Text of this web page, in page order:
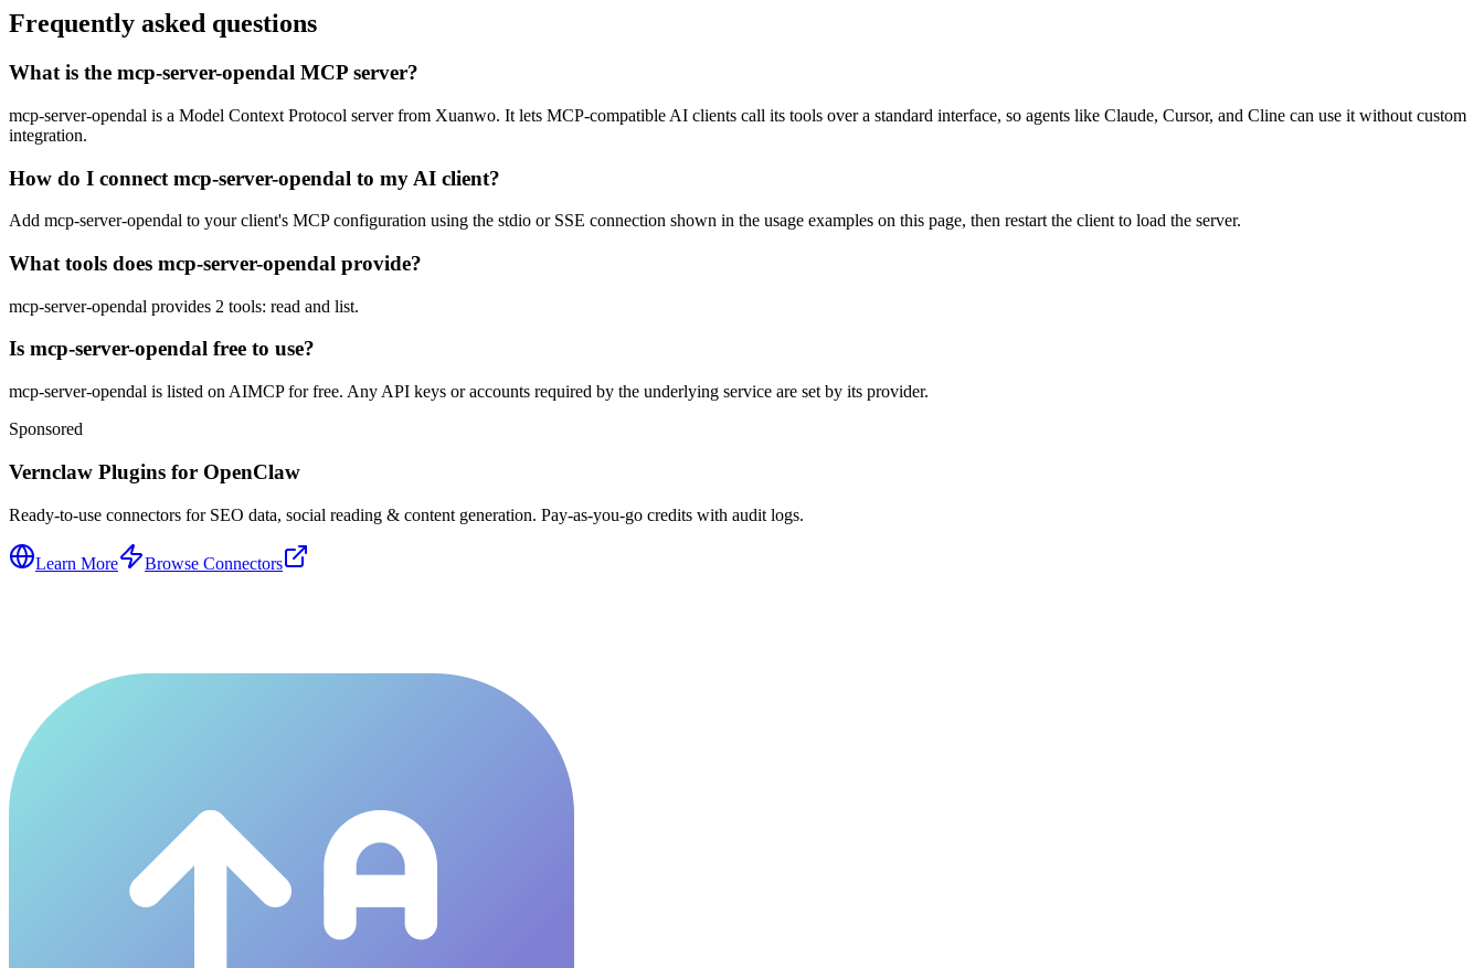
Frequently asked questions
What is the mcp-server-opendal MCP server?
mcp-server-opendal is a Model Context Protocol server from Xuanwo. It lets MCP-compatible AI clients call its tools over a standard interface, so agents like Claude, Cursor, and Cline can use it without custom
integration.
How do I connect mcp-server-opendal to my AI client?
Add mcp-server-opendal to your client's MCP configuration using the stdio or SSE connection shown in the usage examples on this page, then restart the client to load the server.
What tools does mcp-server-opendal provide?
mcp-server-opendal provides 2 tools: read and list.
Is mcp-server-opendal free to use?
mcp-server-opendal is listed on AIMCP for free. Any API keys or accounts required by the underlying service are set by its provider.
Sponsored
Vernclaw Plugins for OpenClaw
Ready-to-use connectors for SEO data, social reading & content generation. Pay-as-you-go credits with audit logs.
Learn More Browse Connectors